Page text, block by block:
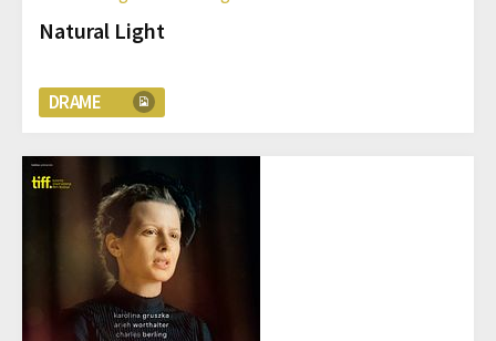
Natural Light
DRAME